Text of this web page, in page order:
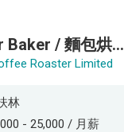
Senior Baker / 麵包烘焙師 (工作地點: 薄扶林鄰近港鐵香港大學站 HKU Station）
Roaster Limited
林
- 25,000 / 月薪